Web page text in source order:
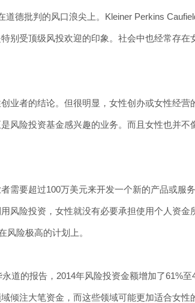
批判的风口浪尖上。Kleiner Perkins
别受顶级风投欢迎的印象。社会中也经常存
者的结论。但很明显，女性创办或女性经营
风险投资基金感兴趣的业务。而且女性也并不
要超过100万美元来开发一个新的产品或服
风险投资，女性就没有必要承担使用个人资金
风险极高的计划上。
的报告，2014年风险投资金额增加了61%至
倾注大笔资金，而这些领域可能更加适合女性